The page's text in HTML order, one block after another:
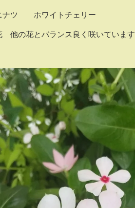
ナツ ホワイトチェリー
他の花とバランス良く咲いています